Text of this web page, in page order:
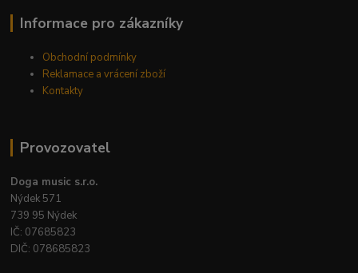
Informace pro zákazníky
Obchodní podmínky
Reklamace a vrácení zboží
Kontakty
Provozovatel
Doga music s.r.o.
Nýdek 571
739 95 Nýdek
IČ: 07685823
DIČ: 078685823